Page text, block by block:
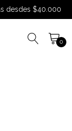
desdes $40.000
0